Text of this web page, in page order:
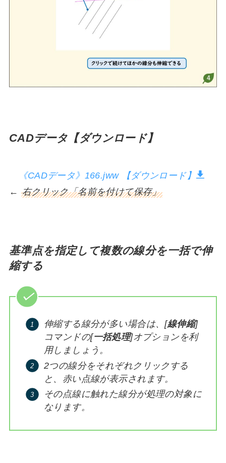
CADデータ【ダウンロード】
《CADデータ》166.jww 【ダウンロード】
← 右クリック「名前を付けて保存」
基準点を指定して複数の線分を一括で伸
縮する
伸縮する線分が多い場合は、[線伸縮]
コマンドの[一括処理]オプションを利
用しましょう。
2つの線分をそれぞれクリックする
と、赤い点線が表示されます。
その点線に触れた線分が処理の対象に
なります。